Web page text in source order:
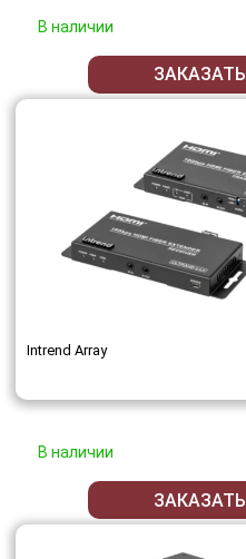
В наличии
ЗАКАЗАТЬ
Intrend Array
В наличии
ЗАКАЗАТЬ